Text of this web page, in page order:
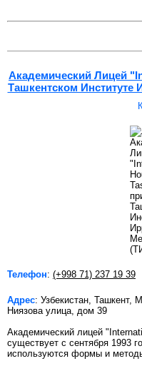
Академический Лицей
Ташкентском
Телефон: (+998 71) 237 19 39
Адрес: Узбекистан, Ташкент,
Ниязова улица, дом 39
Академический лицей
существует с сентября 1993
используются формы и